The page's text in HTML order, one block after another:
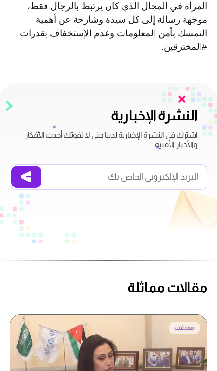
المرأة في المجال الذي كان يرتبط بالرجال فقط،
موجهة رسالة إلى كل سيدة وشارحة عن أهمية
التمسك بأمن المعلومات وعدم الإستخفاف بقدرات
#المخترقين.
النشرة الإخبارية
اشترك في النشرة الإخبارية لدينا حتى لا تفوتك أحدث الأفكار
والأخبار الأمنية.
مقالات مماثلة
مقابلات